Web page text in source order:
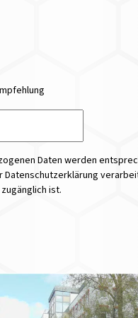
Daten werden
Datenschutzerklärung
ist.